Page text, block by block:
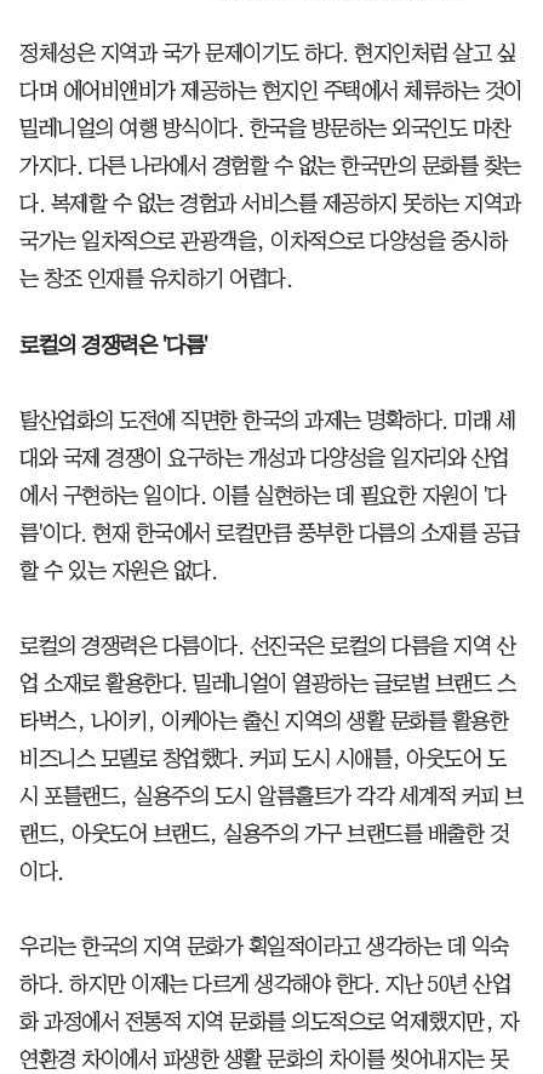
정체성은 지역과 국가 문제이기도 하다. 현지인처럼 살고 싶
다며 에어비앤비가 제공하는 현지인 주택에서 체류하는 것이
밀레니얼의 여행 방식이다. 한국을 방문하는 외국인도 마찬
가지다. 다른 나라에서 경험할 수 없는 한국만의 문화를 찾는
다. 복제할 수 없는 경험과 서비스를 제공하지 못하는 지역과
국가는 일차적으로 관광객을, 이차적으로 다양성을 중시하
는 창조 인재를 유치하기 어렵다.
로컬의 경쟁력은 '다름'
탈산업화의 도전에 직면한 한국의 과제는 명확하다. 미래 세
대와 국제 경쟁이 요구하는 개성과 다양성을 일자리와 산업
에서 구현하는 일이다. 이를 실현하는 데 필요한 자원이 '다
름'이다. 현재 한국에서 로컬만큼 풍부한 다름의 소재를 공급
할 수 있는 자원은 없다.
로컬의 경쟁력은 다름이다. 선진국은 로컬의 다름을 지역 산
업 소재로 활용한다. 밀레니얼이 열광하는 글로벌 브랜드 스
타벅스, 나이키, 이케아는 출신 지역의 생활 문화를 활용한
비즈니스 모델로 창업했다. 커피 도시 시애틀, 아웃도어 도
시 포틀랜드, 실용주의 도시 알름훌트가 각각 세계적 커피 브
랜드, 아웃도어 브랜드, 실용주의 가구 브랜드를 배출한 것
이다.
우리는 한국의 지역 문화가 획일적이라고 생각하는 데 익숙
하다. 하지만 이제는 다르게 생각해야 한다. 지난 50년 산업
화 과정에서 전통적 지역 문화를 의도적으로 억제했지만, 자
연환경 차이에서 파생한 생활 문화의 차이를 씻어내지는 못